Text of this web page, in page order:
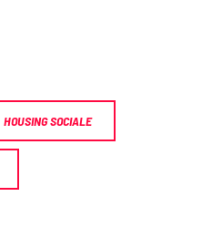
HOUSING SOCIALE